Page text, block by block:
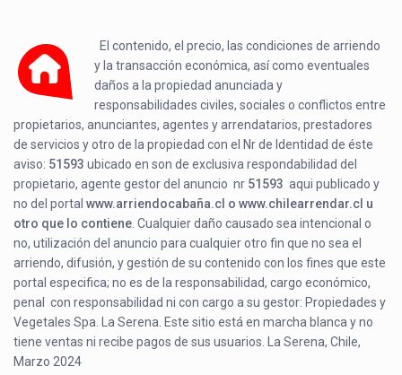
El contenido, el precio, las condiciones de arriendo
y la transacción económica, así como eventuales
daños a la propiedad anunciada y
responsabilidades civiles, sociales o conflictos entre
propietarios, anunciantes, agentes y arrendatarios, prestadores
de servicios y otro de la propiedad con el Nr de Identidad de éste
aviso: 51593 ubicado enson de exclusiva respondabilidad del
propietario, agente gestor del anuncio nr 51593 aqui publicado y
no del portalwww.arriendocabaña.cl o www.chilearrendar.cl u
otro que lo contiene . Cualquier daño causado sea intencional o
no, utilización del anuncio para cualquier otro fin que no sea el
arriendo, difusión, y gestión de su contenido con los fines que este
portal especifica; no es de la responsabilidad, cargo económico,
penal con responsabilidad ni con cargo a su gestor: Propiedades y
Vegetales Spa. La Serena. Este sitio está en marcha blanca y no
tiene ventas ni recibe pagos de sus usuarios. La Serena, Chile,
Marzo 2024